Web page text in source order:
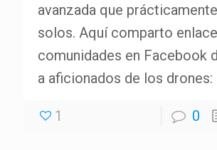
avanzada que
solos. Aquí comparto
comunidades en Facebook
a aficionados de los drones:
1 0